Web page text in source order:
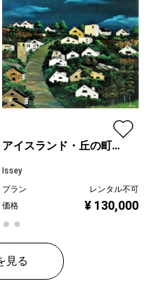
アイスランド・丘の町並
Issey
プラン
レンタル不可
価格
¥ 130,000
見る